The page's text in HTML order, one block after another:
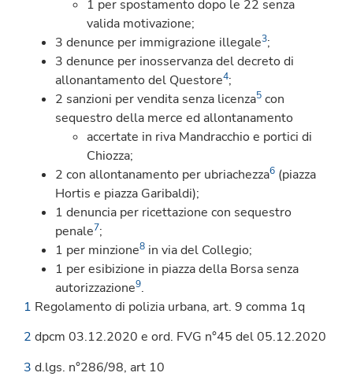
1 per spostamento dopo le 22 senza
valida motivazione;
3 denunce per immigrazione illegale3;
3 denunce per inosservanza del decreto di
allonantamento del Questore4;
2 sanzioni per vendita senza licenza5 con
sequestro della merce ed allontanamento
accertate in riva Mandracchio e portici di
Chiozza;
2 con allontanamento per ubriachezza6 (piazza
Hortis e piazza Garibaldi);
1 denuncia per ricettazione con sequestro
penale7;
1 per minzione8 in via del Collegio;
1 per esibizione in piazza della Borsa senza
autorizzazione9.
1 Regolamento di polizia urbana, art. 9 comma 1q
2 dpcm 03.12.2020 e ord. FVG n°45 del 05.12.2020
3 d.lgs. n°286/98, art 10